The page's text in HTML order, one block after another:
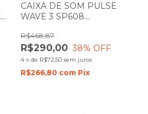
CAIXA DE SOM PULSE
WAVE 3 SP608
R$290,00
R$468,87
38% OFF
4 x de R$72,50 sem juros
R$266,80 com Pix